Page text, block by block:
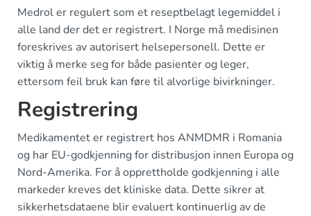
Medrol er regulert som et reseptbelagt legemiddel i
alle land der det er registrert. I Norge må medisinen
foreskrives av autorisert helsepersonell. Dette er
viktig å merke seg for både pasienter og leger,
ettersom feil bruk kan føre til alvorlige bivirkninger.
Registrering
Medikamentet er registrert hos ANMDMR i Romania
og har EU-godkjenning for distribusjon innen Europa og
Nord-Amerika. For å opprettholde godkjenning i alle
markeder kreves det kliniske data. Dette sikrer at
sikkerhetsdataene blir evaluert kontinuerlig av de